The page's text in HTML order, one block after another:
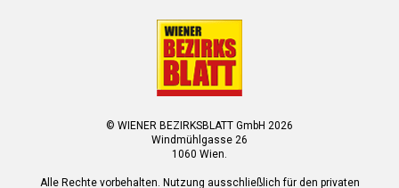
© WIENER BEZIRKSBLATT GmbH 2026
Windmühlgasse 26
1060 Wien.
Alle Rechte vorbehalten. Nutzung ausschließlich für den privaten